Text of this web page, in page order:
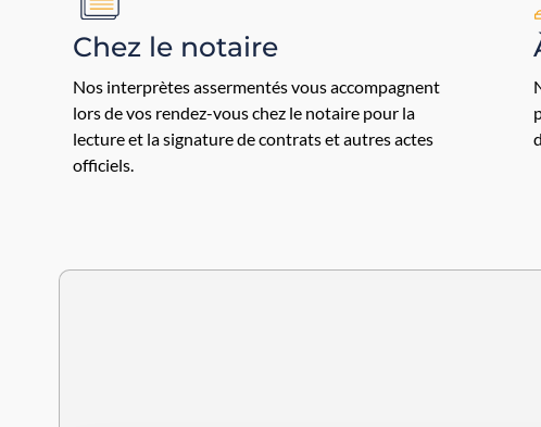
Chez le notaire
Nos interprètes assermentés vous accompagnent
lors de vos rendez-vous chez le notaire pour la
lecture et la signature de contrats et autres actes
officiels.